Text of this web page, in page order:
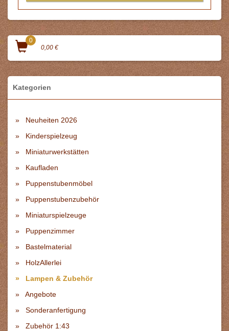
0
0,00 €
Kategorien
Neuheiten 2026
Kinderspielzeug
Miniaturwerkstätten
Kaufladen
Puppenstubenmöbel
Puppenstubenzubehör
Miniaturspielzeuge
Puppenzimmer
Bastelmaterial
HolzAllerlei
Lampen & Zubehör
Angebote
Sonderanfertigung
Zubehör 1:43